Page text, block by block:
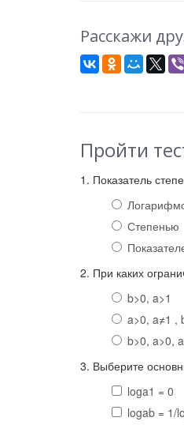
Расскажи
Пройти
1. Показатель
Степенью
2. При каких
b>0, a>1
a>0, a≠1 ,
b>0, a>0,
3. Выберите
loga1 = 0
logab = 1/